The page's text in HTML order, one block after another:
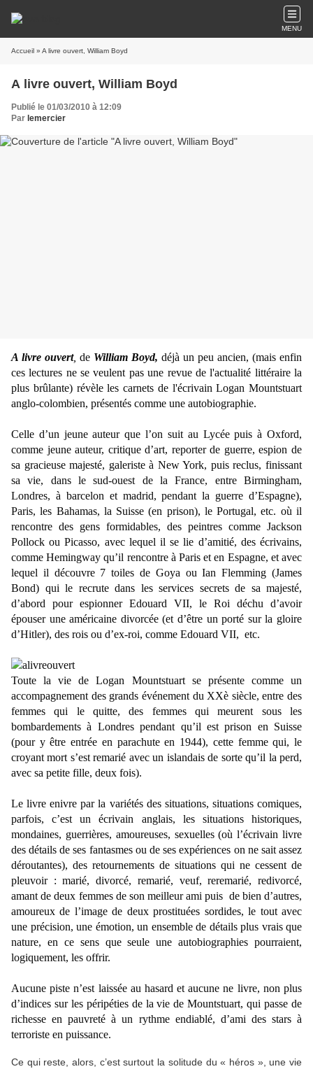
MENU
Accueil » A livre ouvert, William Boyd
A livre ouvert, William Boyd
Publié le 01/03/2010 à 12:09
Par lemercier
A livre ouvert, de William Boyd, déjà un peu ancien, (mais enfin
ces lectures ne se veulent pas une revue de l'actualité littéraire la
plus brûlante) révèle les carnets de l'écrivain Logan Mountstuart
anglo-colombien, présentés comme une autobiographie.
Celle d’un jeune auteur que l’on suit au Lycée puis à Oxford,
comme jeune auteur, critique d’art, reporter de guerre, espion de
sa gracieuse majesté, galeriste à New York, puis reclus, finissant
sa vie, dans le sud-ouest de la France, entre Birmingham,
Londres, à barcelon et madrid, pendant la guerre d’Espagne),
Paris, les Bahamas, la Suisse (en prison), le Portugal, etc. où il
rencontre des gens formidables, des peintres comme Jackson
Pollock ou Picasso, avec lequel il se lie d’amitié, des écrivains,
comme Hemingway qu’il rencontre à Paris et en Espagne, et avec
lequel il découvre 7 toiles de Goya ou Ian Flemming (James
Bond) qui le recrute dans les services secrets de sa majesté,
d’abord pour espionner Edouard VII, le Roi déchu d’avoir
épouser une américaine divorcée (et d’être un porté sur la gloire
d’Hitler), des rois ou d’ex-roi, comme Edouard VII, etc.
Toute la vie de Logan Mountstuart se présente comme un
accompagnement des grands événement du XXè siècle, entre des
femmes qui le quitte, des femmes qui meurent sous les
bombardements à Londres pendant qu’il est prison en Suisse
(pour y être entrée en parachute en 1944), cette femme qui, le
croyant mort s’est remarié avec un islandais de sorte qu’il la perd,
avec sa petite fille, deux fois).
Le livre enivre par la variétés des situations, situations comiques,
parfois, c’est un écrivain anglais, les situations historiques,
mondaines, guerrières, amoureuses, sexuelles (où l’écrivain livre
des détails de ses fantasmes ou de ses expériences on ne sait assez
déroutantes), des retournements de situations qui ne cessent de
pleuvoir : marié, divorcé, remarié, veuf, reremarié, redivorcé,
amant de deux femmes de son meilleur ami puis de bien d’autres,
amoureux de l’image de deux prostituées sordides, le tout avec
une précision, une émotion, un ensemble de détails plus vrais que
nature, en ce sens que seule une autobiographies pourraient,
logiquement, les offrir.
Aucune piste n’est laissée au hasard et aucune ne livre, non plus
d’indices sur les péripéties de la vie de Mountstuart, qui passe de
richesse en pauvreté à un rythme endiablé, d’ami des stars à
terroriste en puissance.
Ce qui reste, alors, c’est surtout la solitude du « héros », une vie